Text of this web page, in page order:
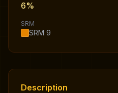
6%
SRM
SRM 9
Description